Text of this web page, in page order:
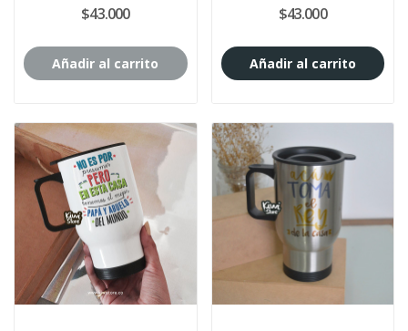
$43.000
Añadir al carrito
$43.000
Añadir al carrito